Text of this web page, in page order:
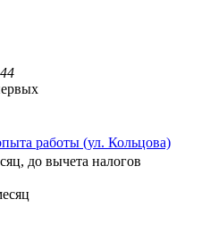
работы (ул. Кольцова)
до вычета налогов